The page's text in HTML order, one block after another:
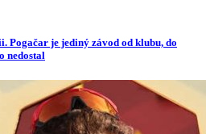
Pogačar je jediný závod od klubu, do
nedostal